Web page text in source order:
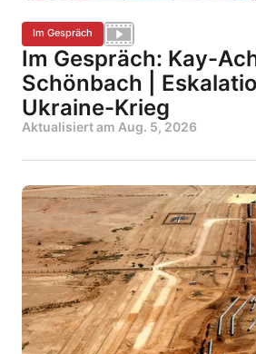
Im Gespräch
Im Gespräch: Kay-
Schönbach |
Ukraine-Krieg
Aktualisiert am Aug. 5, 2026